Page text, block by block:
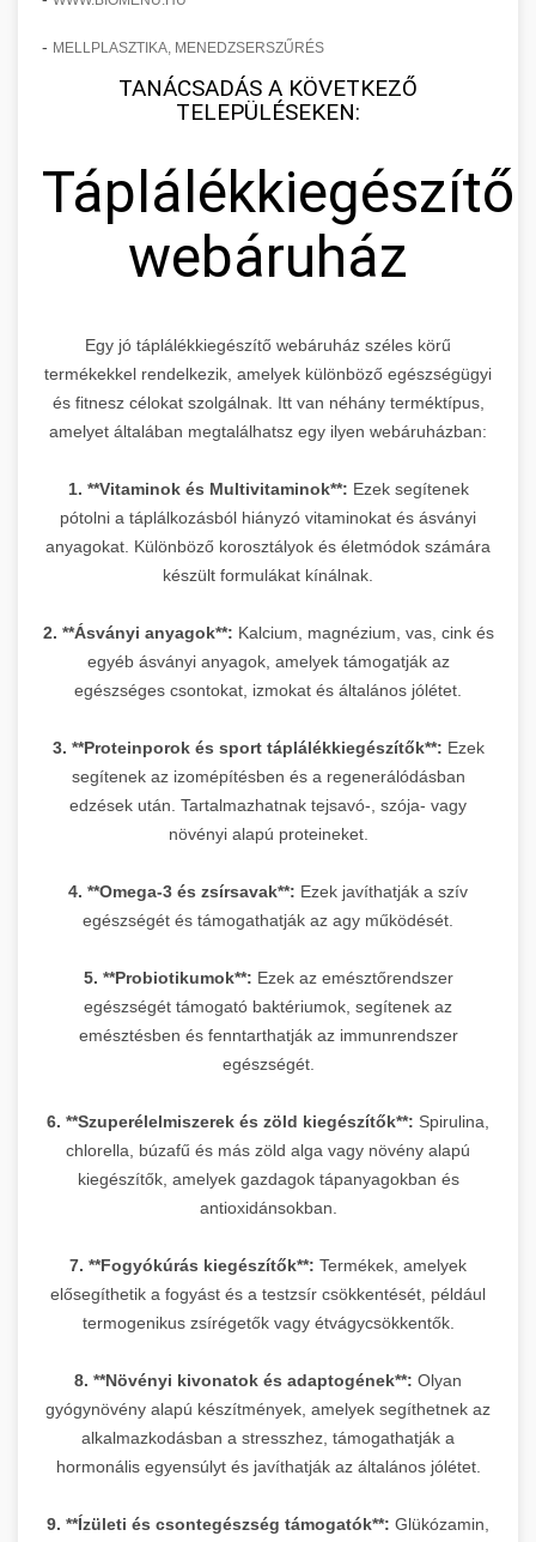
- MELLPLASZTIKA, MENEDZSERSZŰRÉS
TANÁCSADÁS A KÖVETKEZŐ
TELEPÜLÉSEKEN:
Táplálékkiegészítő
webáruház
Egy jó táplálékkiegészítő webáruház széles körű
termékekkel rendelkezik, amelyek különböző egészségügyi
és fitnesz célokat szolgálnak. Itt van néhány terméktípus,
amelyet általában megtalálhatsz egy ilyen webáruházban:
1. **Vitaminok és Multivitaminok**: Ezek segítenek
pótolni a táplálkozásból hiányzó vitaminokat és ásványi
anyagokat. Különböző korosztályok és életmódok számára
készült formulákat kínálnak.
2. **Ásványi anyagok**: Kalcium, magnézium, vas, cink és
egyéb ásványi anyagok, amelyek támogatják az
egészséges csontokat, izmokat és általános jólétet.
3. **Proteinporok és sport táplálékkiegészítők**: Ezek
segítenek az izomépítésben és a regenerálódásban
edzések után. Tartalmazhatnak tejsavó-, szója- vagy
növényi alapú proteineket.
4. **Omega-3 és zsírsavak**: Ezek javíthatják a szív
egészségét és támogathatják az agy működését.
5. **Probiotikumok**: Ezek az emésztőrendszer
egészségét támogató baktériumok, segítenek az
emésztésben és fenntarthatják az immunrendszer
egészségét.
6. **Szuperélelmiszerek és zöld kiegészítők**: Spirulina,
chlorella, búzafű és más zöld alga vagy növény alapú
kiegészítők, amelyek gazdagok tápanyagokban és
antioxidánsokban.
7. **Fogyókúrás kiegészítők**: Termékek, amelyek
elősegíthetik a fogyást és a testzsír csökkentését, például
termogenikus zsírégetők vagy étvágycsökkentők.
8. **Növényi kivonatok és adaptogének**: Olyan
gyógynövény alapú készítmények, amelyek segíthetnek az
alkalmazkodásban a stresszhez, támogathatják a
hormonális egyensúlyt és javíthatják az általános jólétet.
9. **Ízületi és csontegészség támogatók**: Glükózamin,